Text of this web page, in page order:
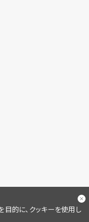
目的に、クッキーを使用し